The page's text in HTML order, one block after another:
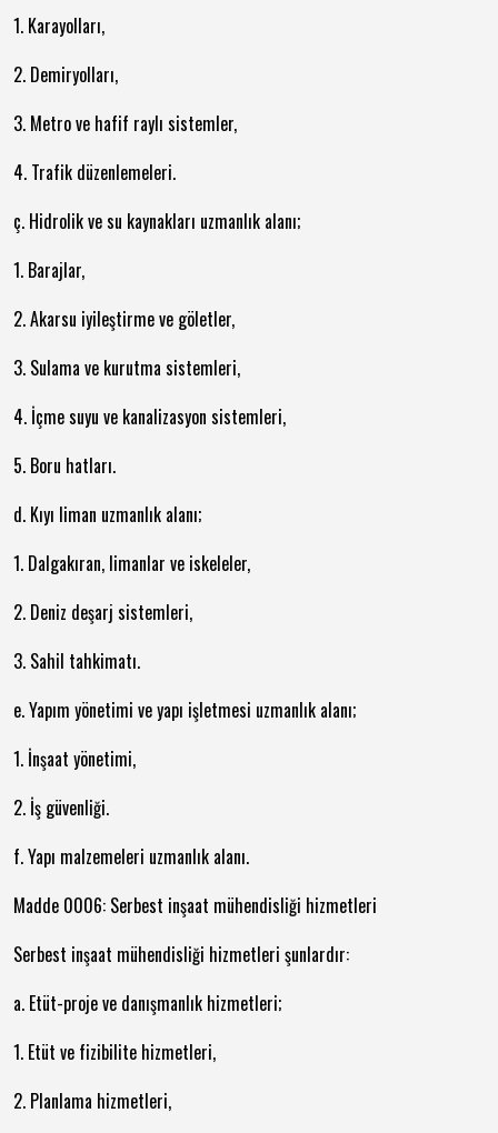
1. Karayolları,
2. Demiryolları,
3. Metro ve hafif raylı sistemler,
4. Trafik düzenlemeleri.
ç. Hidrolik ve su kaynakları uzmanlık alanı;
1. Barajlar,
2. Akarsu iyileştirme ve göletler,
3. Sulama ve kurutma sistemleri,
4. İçme suyu ve kanalizasyon sistemleri,
5. Boru hatları.
d. Kıyı liman uzmanlık alanı;
1. Dalgakıran, limanlar ve iskeleler,
2. Deniz deşarj sistemleri,
3. Sahil tahkimatı.
e. Yapım yönetimi ve yapı işletmesi uzmanlık alanı;
1. İnşaat yönetimi,
2. İş güvenliği.
f. Yapı malzemeleri uzmanlık alanı.
Madde 0006: Serbest inşaat mühendisliği hizmetleri
Serbest inşaat mühendisliği hizmetleri şunlardır:
a. Etüt-proje ve danışmanlık hizmetleri;
1. Etüt ve fizibilite hizmetleri,
2. Planlama hizmetleri,